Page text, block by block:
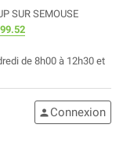
SUR SEMOUSE
de 8h00 à 12h30 et
person Connexion